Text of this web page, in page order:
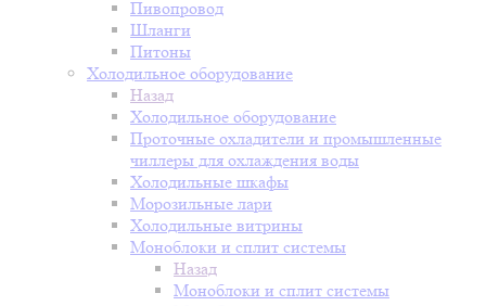
Пивопровод
Шланги
Питоны
Холодильное оборудование
Назад
Холодильное оборудование
Проточные охладители и промышленные
чиллеры для охлаждения воды
Холодильные шкафы
Морозильные лари
Холодильные витрины
Моноблоки и сплит системы
Назад
Моноблоки и сплит системы